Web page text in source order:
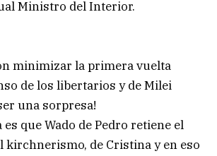
Ministro del Interior.
minimizar la primera vuelta
de los libertarios y de Milei
una sorpresa!
es que Wado de Pedro retiene el
kirchnerismo, de Cristina y en eso